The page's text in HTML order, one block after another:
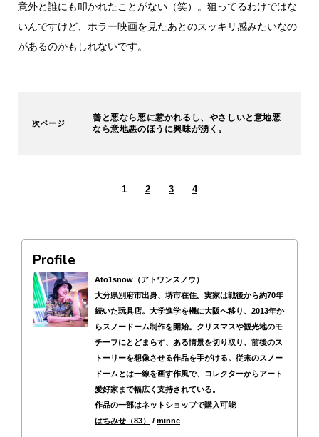
意外と誰にも叩かれたことがない（笑）。狙ってるわけではな
いんですけど、ホラー映画を見たあとのスッキリ感みたいなの
があるのかもしれないです。
善と悪なら悪に惹かれるし、やさしいと意地悪
なら意地悪のほうに興味が湧く。
1 2 3 4
Profile
Ato1snow（アトワンスノウ）
大分県別府市出身、堺市在住。実家は戦後から約70年
続いた玩具店。大学進学を機に大阪へ移り、2013年か
らスノードーム制作を開始。クリスマスや観光地のモ
チーフにとどまらず、ある情景を切り取り、前後のス
トーリーを想像させる作品を手がける。従来のスノー
ドームとは一線を画す作風で、コレクターからアート
愛好家まで幅広く支持されている。
作品の一部はネットショップで購入可能
はちみせ（83）
/ minne